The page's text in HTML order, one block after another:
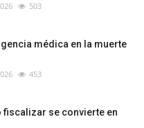
503
médica en la muerte
453
fiscalizar se convierte en